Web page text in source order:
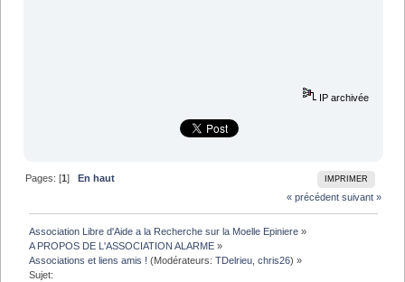
IP archivée
IMPRIMER
Pages: [1]En haut
« précédent suivant »
Association Libre d'Aide a la Recherche sur la Moelle Epiniere »
A PROPOS DE L'ASSOCIATION ALARME »
Associations et liens amis ! (Modérateurs:TDelrieu ,chris26) »
Sujet: